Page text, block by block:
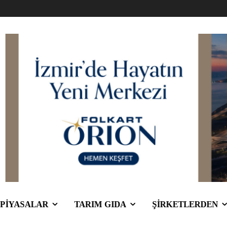
PİYASALAR TARIM GIDA ŞİRKETLERDEN